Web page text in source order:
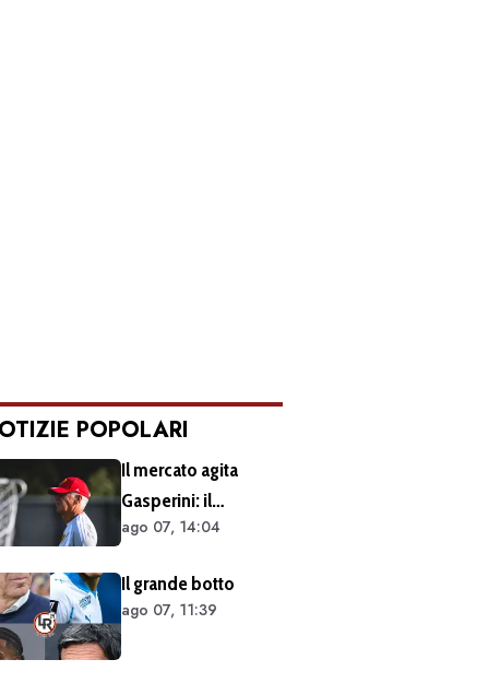
POPOLARI
Il mercato agita
Gasperini: il
retroscena dietro al
Ecco cosa è emerso
dal meeting con la
ago 07, 14:04
Il grande botto
ago 07, 11:39